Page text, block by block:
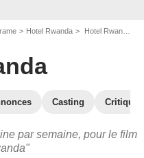
Hotel Rwanda Hotel Rwanda : Box Office
Casting
par semaine, pour le film